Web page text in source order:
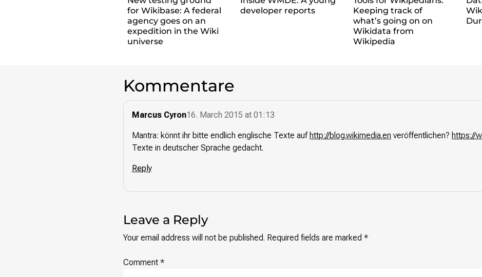
for Wikibase: A federal
agency goes on an
expedition in the Wiki
universe
developer reports
Keeping track of
what’s going on on
Wikidata from
Wikipedia
Kommentare
Marcus Cyron16. March 2015 at 01:13
Mantra: könnt ihr bitte endlich englische Texte auf http://blog.wikimedia.en veröffentlichen? https://
Texte in deutscher Sprache gedacht.
Reply
Leave a Reply
Your email address will not be published. Required fields are marked *
Comment *